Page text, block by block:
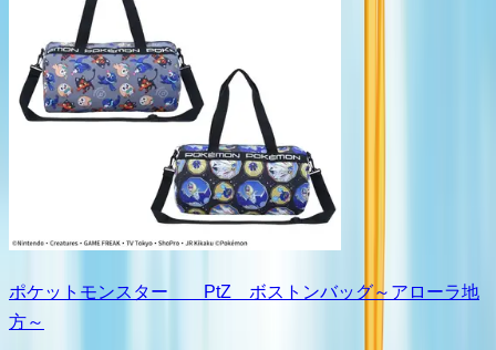
ポケットモンスター PtZ ボストンバッグ～アローラ地
方～